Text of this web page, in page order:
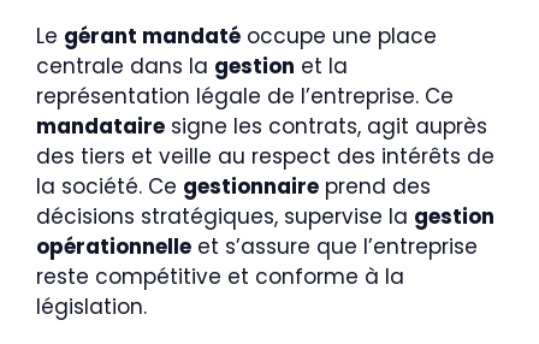
Le gérant mandaté occupe une place
centrale dans la gestion et la
représentation légale de l’entreprise. Ce
mandataire signe les contrats, agit auprès
des tiers et veille au respect des intérêts de
la société. Ce gestionnaire prend des
décisions stratégiques, supervise la gestion
opérationnelle et s’assure que l’entreprise
reste compétitive et conforme à la
législation.